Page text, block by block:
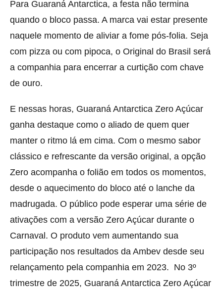
Para Guaraná Antarctica, a festa não termina
quando o bloco passa. A marca vai estar presente
naquele momento de aliviar a fome pós-folia. Seja
com pizza ou com pipoca, o Original do Brasil será
a companhia para encerrar a curtição com chave
de ouro.
E nessas horas, Guaraná Antarctica Zero Açúcar
ganha destaque como o aliado de quem quer
manter o ritmo lá em cima. Com o mesmo sabor
clássico e refrescante da versão original, a opção
Zero acompanha o folião em todos os momentos,
desde o aquecimento do bloco até o lanche da
madrugada. O público pode esperar uma série de
ativações com a versão Zero Açúcar durante o
Carnaval. O produto vem aumentando sua
participação nos resultados da Ambev desde seu
relançamento pela companhia em 2023. No 3º
trimestre de 2025, Guaraná Antarctica Zero Açúcar